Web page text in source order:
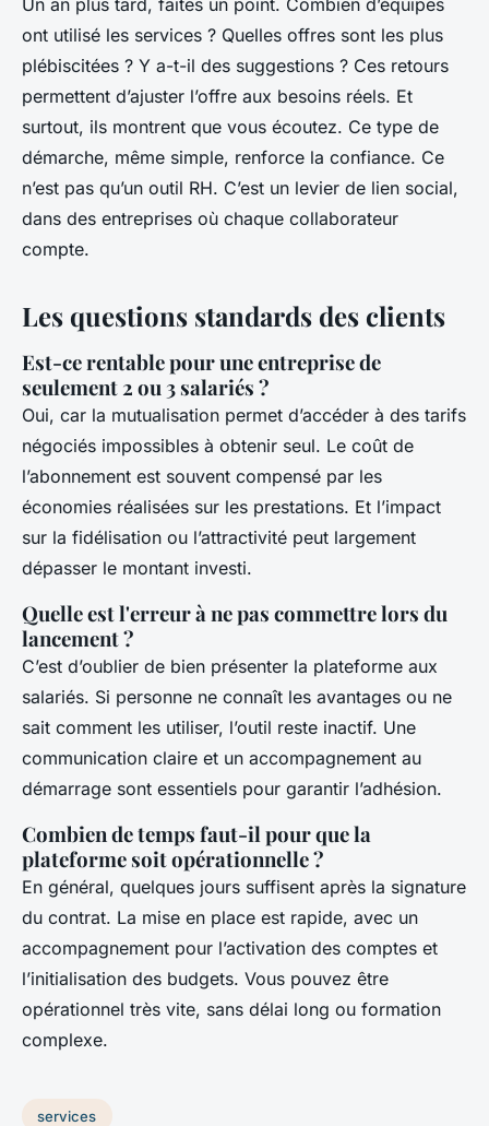
ont utilisé les services ? Quelles offres sont les plus
plébiscitées ? Y a-t-il des suggestions ? Ces retours
permettent d’ajuster l’offre aux besoins réels. Et
surtout, ils montrent que vous écoutez. Ce type de
démarche, même simple, renforce la confiance. Ce
n’est pas qu’un outil RH. C’est un levier de lien social,
dans des entreprises où chaque collaborateur
compte.
Les questions standards des clients
Est-ce rentable pour une entreprise de
seulement 2 ou 3 salariés ?
Oui, car la mutualisation permet d’accéder à des tarifs
négociés impossibles à obtenir seul. Le coût de
l’abonnement est souvent compensé par les
économies réalisées sur les prestations. Et l’impact
sur la fidélisation ou l’attractivité peut largement
dépasser le montant investi.
Quelle est l'erreur à ne pas commettre lors du
lancement ?
C’est d’oublier de bien présenter la plateforme aux
salariés. Si personne ne connaît les avantages ou ne
sait comment les utiliser, l’outil reste inactif. Une
communication claire et un accompagnement au
démarrage sont essentiels pour garantir l’adhésion.
Combien de temps faut-il pour que la
plateforme soit opérationnelle ?
En général, quelques jours suffisent après la signature
du contrat. La mise en place est rapide, avec un
accompagnement pour l’activation des comptes et
l’initialisation des budgets. Vous pouvez être
opérationnel très vite, sans délai long ou formation
complexe.
services